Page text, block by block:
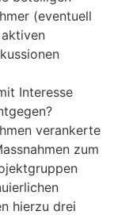
(eventuell
Interesse
verankerte
zum
hierzu drei